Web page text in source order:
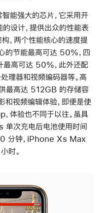
能强大的芯片，它采用开
设计，提供出众的性能表
，两个性能核心的速度提
的节能最高可达 50%，四
最高可达 50%，此外还配
理器和视频编码器等。高
最高达 512GB 的存储容
和视频编辑体验，即便是使
体验也不同于以往。虽具
单次充电后电池使用时间
分钟，iPhone Xs Max
时。